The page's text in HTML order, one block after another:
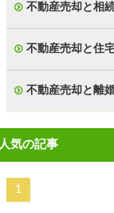
不動産売却と相
不動産売却と住
不動産売却と離
人気の記事